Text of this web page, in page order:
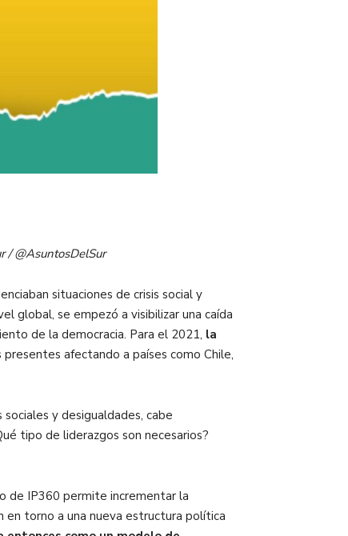
/ @AsuntosDelSur
situaciones de crisis social y
global, se empezó a visibilizar una caída
de la democracia. Para el 2021, la
afectando a países como Chile,
y desigualdades, cabe
tipo de liderazgos son necesarios?
de IP360 permite incrementar la
en torno a una nueva estructura política